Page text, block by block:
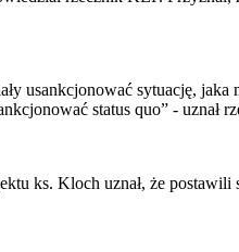
usankcjonować sytuację,
status quo” - uznał
ks. Kloch uznał, że